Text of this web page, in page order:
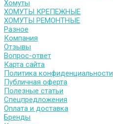
Хомуты
ХОМУТЫ КРЕПЕЖНЫЕ
ХОМУТЫ РЕМОНТНЫЕ
Разное
Компания
Отзывы
Вопрос-ответ
Карта сайта
Политика конфиденциальности
Публичная оферта
Полезные статьи
Спецпредложения
Оплата и доставка
Бренды